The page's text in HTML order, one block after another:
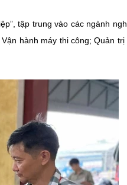
, tập trung vào các ngành
hành máy thi công;Quản trị